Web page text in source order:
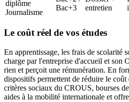
diplôme
Journalisme
Bac+3
entretien
Le coût réel de vos études
En apprentissage, les frais de scolarité
charge par l'entreprise d'accueil et son
rien et perçoit une rémunération. En
dispositifs permettent de réduire le coût
critères sociaux du CROUS, bourses
aides à la mobilité internationale et